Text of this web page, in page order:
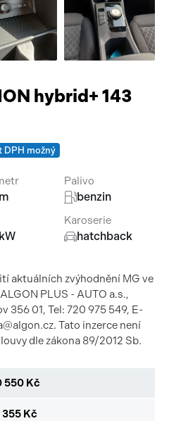
Pracovní stroje
Náhradní díly
Příslušenství
Auto a život
Videa
hybrid+ 143
DPH možný
Palivo
benzin
Karoserie
hatchback
aktuálních zvýhodnění MG ve
PLUS - AUTO a.s.,
356 01, Tel: 720 975 549, E-
Tato inzerce není
dle zákona 89/2012 Sb.
550 Kč
355 Kč